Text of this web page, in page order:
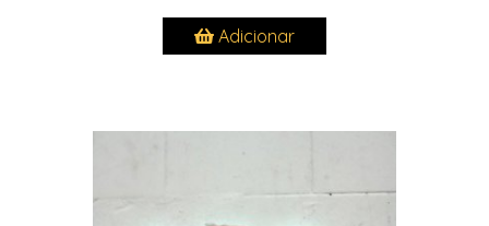
Adicionar